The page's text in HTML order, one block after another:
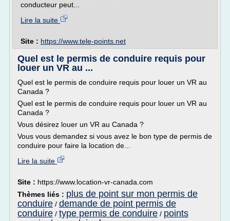
conducteur peut...
Lire la suite
Site : https://www.tele-points.net
Quel est le permis de conduire requis pour
louer un VR au ...
Quel est le permis de conduire requis pour louer un VR au
Canada ?
Quel est le permis de conduire requis pour louer un VR au
Canada ?
Vous désirez louer un VR au Canada ?
Vous vous demandez si vous avez le bon type de permis de
conduire pour faire la location de...
Lire la suite
Site : https://www.location-vr-canada.com
Thèmes liés : plus de point sur mon permis de
conduire / demande de point permis de
conduire / type permis de conduire / points